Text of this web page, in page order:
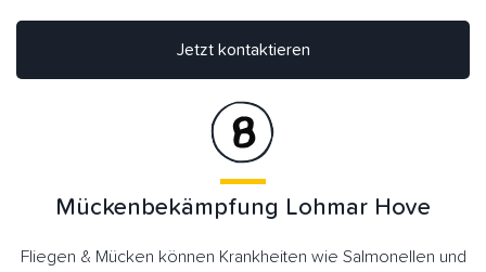
Jetzt kontaktieren
Mückenbekämpfung Lohmar Hove
Fliegen & Mücken können Krankheiten wie Salmonellen und